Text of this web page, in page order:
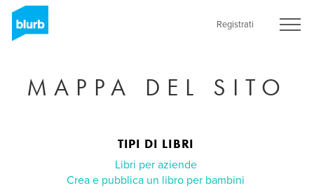
Skip
main
Registrati
MAPPA DEL SITO
TIPI DI LIBRI
Libri per aziende
Crea e pubblica un libro per bambini